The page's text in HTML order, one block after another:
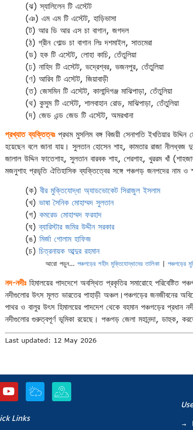
(ঝ) স্যালিলেন টি এস্টেট
(ঞ) এম এম টি এস্টেট, হাড়িভাসা
(ট) আর ডি আর এস চা বাগান, জগদল
(ঠ) গ্রীন গোল্ড চা বাগান লিঃ দশমাইল, সাতমেরা
(ড) হক টি এস্টেট, লোহা কাচি, তেঁতুলিয়া
(ঢ) নাহিদ টি এস্টেট, ভদ্রেশ্বর, ভজনপুর, তেঁতুলিয়া
(ণ) আরিব টি এস্টেট, জিয়াবাড়ী
(ত) জেসমিন টি এস্টেট, কালান্দিগঞ্জ মাঝিপাড়া, তেঁতুলিয়া
(থ) কুসুম টি এস্টেট, শালবাহান রোড, মাঝিপাড়া, তেঁতুলিয়া
(দ) জেড এন্ড জেড টি এস্টেট, অমরখানা
প্রখ্যাত ব্যক্তিত্বঃ প্রথম মুসলিম বঙ্গ বিজয়ী সেনাপতি ইখতিয়ার
হয়েছেন বলে জানা যায়। সুলতান হোসেন শাহ, কামতার রাজা নীলধ্বজ
জালাল উদ্দিন ফাতেশাহ, সুলতান বারবক শাহ, শেরশাহ, খুররম খাঁ
মজনুশাহ প্রভৃতি ঐতিহাসিক ব্যক্তিত্বের সঙ্গে পঞ্চগড় জনপদের নাম ও
(ক)বীর মুক্তিযোদ্ধা অ্যাডভোকেট সিরাজুল ইসলাম
(খ) ভাষা সৈনিক মোহাম্মদ সুলতান
(গ) কমরেড মোহাম্মদ ফরহাদ
(ঘ)ব্যারিস্টার জমির উদ্দীন সরকার
(ঙ) মির্জা গোলাম হাফিজ
(চ) চিত্রনায়ক আব্দুর রহমান
আরো পড়ুন… পঞ্চগড়ের শহীদ মুক্তিযোদ্ধাদের তালিকা | পঞ্চগড়ের
নদ-নদীঃহিমালয়ের পাদদেশে অবস্থিত প্রকৃতির সমারোহে পরিবেষ্টিত
নদীগুলোর উৎস মূলত ভারতের পাহাড়ী অঞ্চল।পঞ্চগড়ের জনজীবনের
পাথর ও বালুর উৎস হিমালয়ের পাদদেশ থেকে বহমান পঞ্চগড়ের
নদীগুলোর গুরুত্বপূর্ণ ভূমিকা রয়েছে। পঞ্চগড় জেলা মহানন্দা, ডাহুক,
Last updated: 12 May 2026
Links